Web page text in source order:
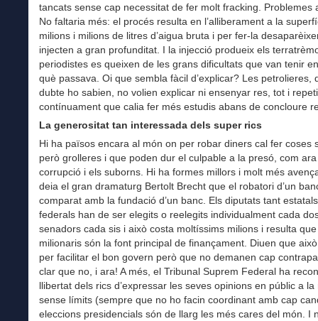
tancats sense cap necessitat de fer molt fracking. Problemes
No faltaria més: el procés resulta en l’alliberament a la
milions i milions de litres d’aigua bruta i per fer-la
injecten a gran profunditat. I la injecció produeix els
periodistes es queixen de les grans dificultats que van tenir
què passava. Oi que sembla fàcil d’explicar? Les petrolieres,
dubte ho sabien, no volien explicar ni ensenyar res, tot i
contínuament que calia fer més estudis abans de concloure
La generositat tan interessada dels super rics
Hi ha països encara al món on per robar diners cal fer coses
però grolleres i que poden dur el culpable a la presó, com
corrupció i els suborns. Hi ha formes millors i molt més
deia el gran dramaturg Bertolt Brecht que el robatori d’un
comparat amb la fundació d’un banc. Els diputats tant
federals han de ser elegits o reelegits individualment cada
senadors cada sis i això costa moltíssims milions i resulta
milionaris són la font principal de finançament. Diuen que
per facilitar el bon govern però que no demanen cap
clar que no, i ara! A més, el Tribunal Suprem Federal ha
llibertat dels rics d’expressar les seves opinions en públic a la
sense límits (sempre que no ho facin coordinant amb cap
eleccions presidencials són de llarg les més cares del món. I